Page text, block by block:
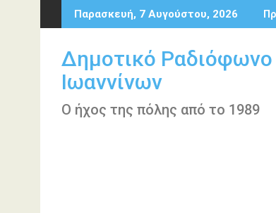
Περάστε
στο
Παρασκευή, 7 Αυγούστου, 2026
Δημοτικό Ραδιόφωνο
Ιωαννίνων
Ο ήχος της πόλης από το 1989